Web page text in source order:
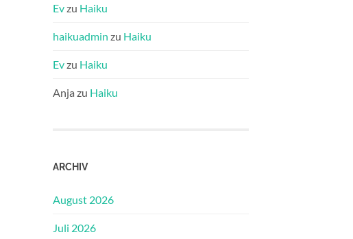
Evzu Haiku
haikuadmin zu Haiku
Evzu Haiku
Anja zu Haiku
ARCHIV
August 2026
Juli 2026